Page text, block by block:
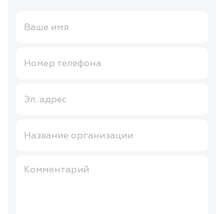
Ваше имя
Номер телефона
Эл. адрес
Название организации
Комментарий